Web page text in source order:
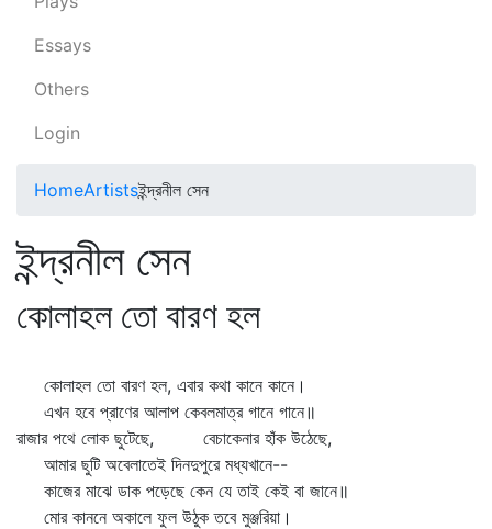
Essays
Others
Login
HomeArtistsইন্দ্রনীল সেন
ইন্দ্রনীল সেন
কোলাহল তো বারণ হল
কোলাহল তো বারণ হল, এবার কথা কানে কানে।
এখন হবে প্রাণের আলাপ কেবলমাত্র গানে গানে॥
রাজার পথে লোক ছুটেছে, বেচাকেনার হাঁক উঠেছে,
আমার ছুটি অবেলাতেই দিনদুপুরে মধ্যখানে--
কাজের মাঝে ডাক পড়েছে কেন যে তাই কেই বা জানে॥
মোর কাননে অকালে ফুল উঠুক তবে মুঞ্জরিয়া।